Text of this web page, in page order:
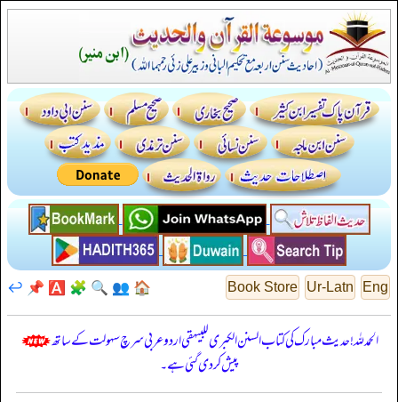
Eng
Ur-Latn
Book Store
🏠
👥
🔍
🧩
🅰️
📌
↩️
الحمدللہ! حدیث مبارک کی کتاب السنن الكبرى للبيهقي اردو عربی سرچ سہولت کے ساتھ
پیش کر دی گئی ہے۔